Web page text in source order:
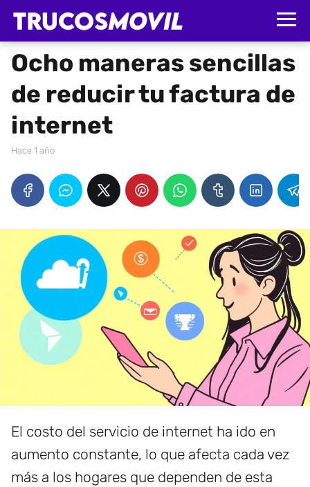
Ocho maneras sencillas
de reducir tu factura de
internet
hace 1 año
El costo del servicio de internet ha ido en
aumento constante, lo que afecta cada vez
más a los hogares que dependen de esta